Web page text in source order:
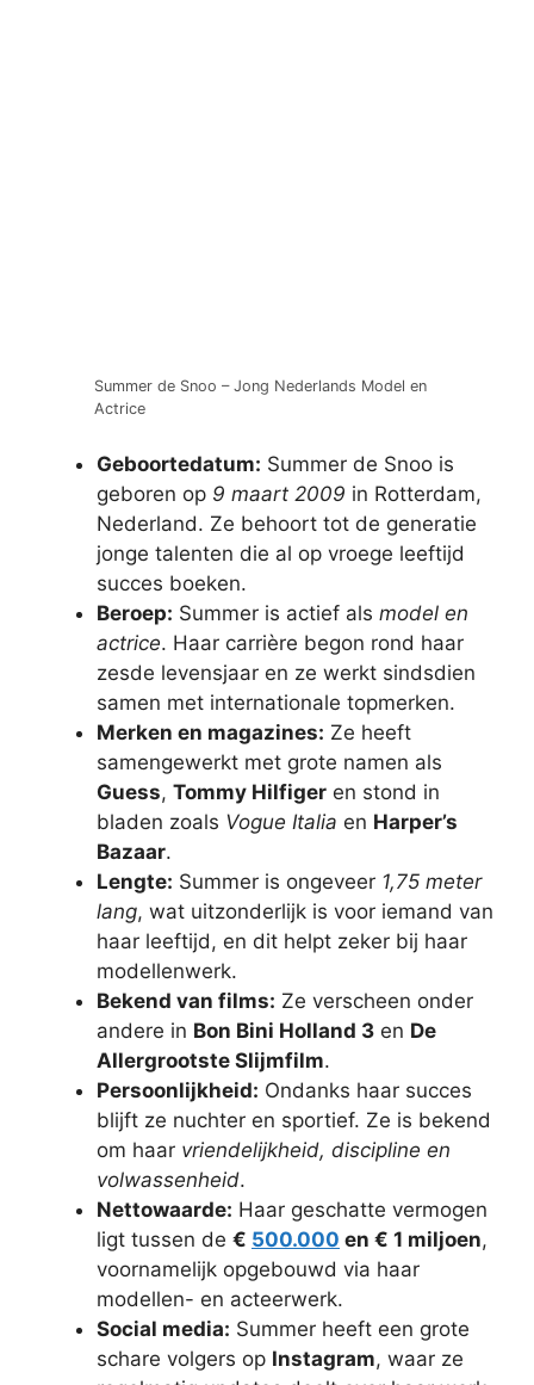
Summer de Snoo – Jong Nederlands Model en
Actrice
Geboortedatum: Summer de Snoo is
geboren op 9 maart 2009 in Rotterdam,
Nederland. Ze behoort tot de generatie
jonge talenten die al op vroege leeftijd
succes boeken.
Beroep: Summer is actief als model en
actrice. Haar carrière begon rond haar
zesde levensjaar en ze werkt sindsdien
samen met internationale topmerken.
Merken en magazines: Ze heeft
samengewerkt met grote namen als
Guess, Tommy Hilfiger en stond in
bladen zoals Vogue Italia en Harper’s
Bazaar.
Lengte: Summer is ongeveer 1,75 meter
lang, wat uitzonderlijk is voor iemand van
haar leeftijd, en dit helpt zeker bij haar
modellenwerk.
Bekend van films: Ze verscheen onder
andere in Bon Bini Holland 3 en De
Allergrootste Slijmfilm.
Persoonlijkheid: Ondanks haar succes
blijft ze nuchter en sportief. Ze is bekend
om haar vriendelijkheid, discipline en
volwassenheid.
Nettowaarde: Haar geschatte vermogen
ligt tussen de € 500.000 en € 1 miljoen,
voornamelijk opgebouwd via haar
modellen- en acteerwerk.
Social media: Summer heeft een grote
schare volgers op Instagram, waar ze